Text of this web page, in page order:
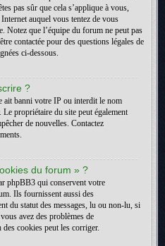
pas sûr que cela s’applique à vous,
auquel vous tentez de vous
Notez que l’équipe du forum ne peut pas
contactée pour des questions légales de
ci-dessous.
?
ait banni votre IP ou interdit le nom
propriétaire du site peut également
de nouvelles. Contactez
du forum » ?
phpBB3 qui conservent votre
Ils fournissent aussi des
du statut des messages, lu ou non-lu, si
avez des problèmes de
cookies peut les corriger.